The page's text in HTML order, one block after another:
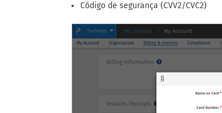
Código de segurança (CVV2/CVC2)